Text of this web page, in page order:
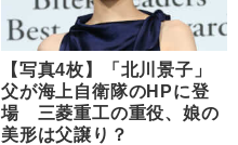
【写真4枚】「北川景子」
父が海上自衛隊のHPに登
場 三菱重工の重役、娘の
美形は父譲り？